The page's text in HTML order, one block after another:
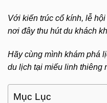
Với kiến trúc cổ kính, lễ
nơi đây thu hút du khách
Hãy cùng mình khám phá
du lịch tại miếu linh thiêng
Mục Lục